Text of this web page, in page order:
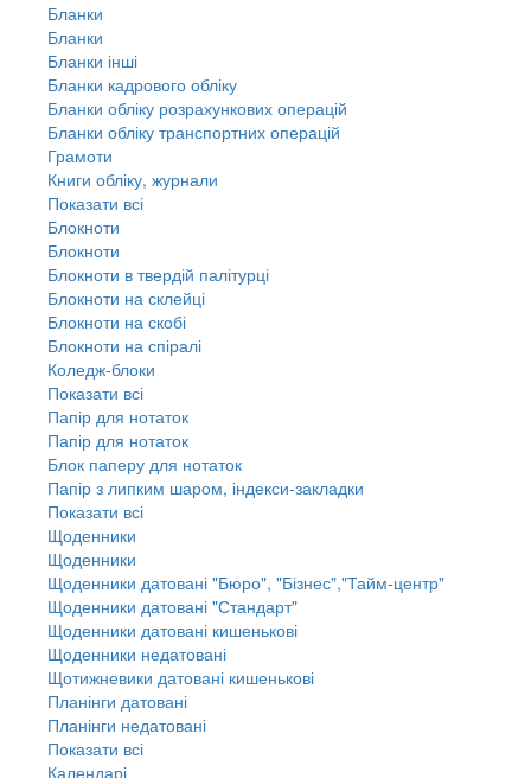
Бланки
Бланки
Бланки інші
Бланки кадрового обліку
Бланки обліку розрахункових операцій
Бланки обліку транспортних операцій
Грамоти
Книги обліку, журнали
Показати всі
Блокноти
Блокноти
Блокноти в твердій палітурці
Блокноти на склейці
Блокноти на скобі
Блокноти на спіралі
Коледж-блоки
Показати всі
Папір для нотаток
Папір для нотаток
Блок паперу для нотаток
Папір з липким шаром, індекси-закладки
Показати всі
Щоденники
Щоденники
Щоденники датовані "Бюро", "Бізнес","Тайм-центр"
Щоденники датовані "Стандарт"
Щоденники датовані кишенькові
Щоденники недатовані
Щотижневики датовані кишенькові
Планінги датовані
Планінги недатовані
Показати всі
Календарі